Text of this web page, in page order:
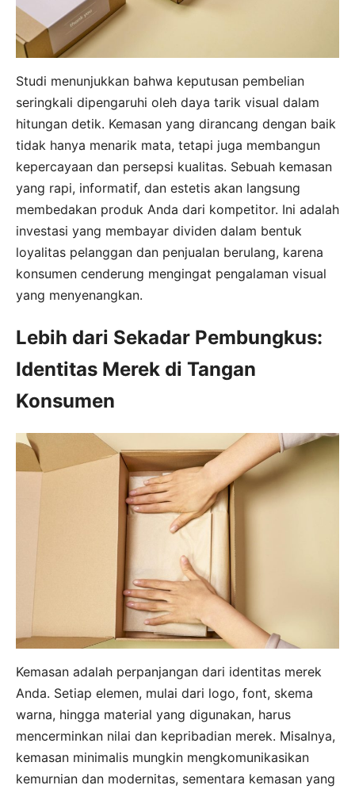
Studi menunjukkan bahwa keputusan pembelian
seringkali dipengaruhi oleh daya tarik visual dalam
hitungan detik. Kemasan yang dirancang dengan baik
tidak hanya menarik mata, tetapi juga membangun
kepercayaan dan persepsi kualitas. Sebuah kemasan
yang rapi, informatif, dan estetis akan langsung
membedakan produk Anda dari kompetitor. Ini adalah
investasi yang membayar dividen dalam bentuk
loyalitas pelanggan dan penjualan berulang, karena
konsumen cenderung mengingat pengalaman visual
yang menyenangkan.
Lebih dari Sekadar Pembungkus:
Identitas Merek di Tangan
Konsumen
Kemasan adalah perpanjangan dari identitas merek
Anda. Setiap elemen, mulai dari logo, font, skema
warna, hingga material yang digunakan, harus
mencerminkan nilai dan kepribadian merek. Misalnya,
kemasan minimalis mungkin mengkomunikasikan
kemurnian dan modernitas, sementara kemasan yang